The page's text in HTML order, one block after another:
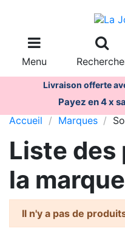
Menu
Livraison offerte
Payez en 4 x
Accueil Marques
Liste des
la
Il n'y a pas de